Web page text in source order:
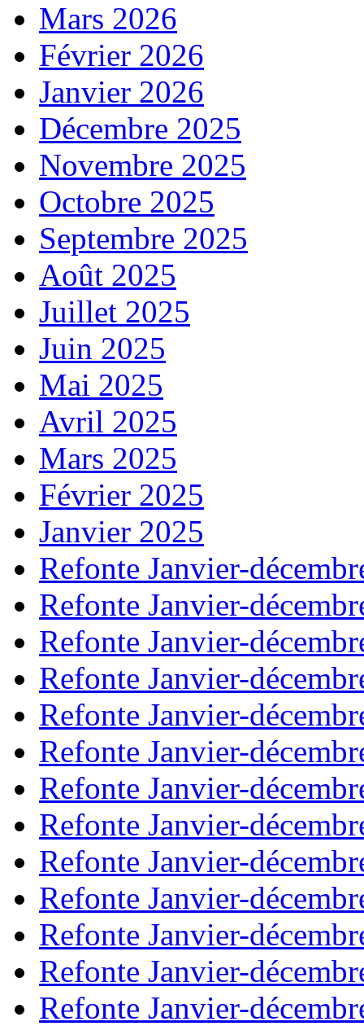
Mars 2026
Février 2026
Janvier 2026
Décembre 2025
Novembre 2025
Octobre 2025
Septembre 2025
Août 2025
Juillet 2025
Juin 2025
Mai 2025
Avril 2025
Mars 2025
Février 2025
Janvier 2025
Refonte Janvier-
Refonte Janvier-
Refonte Janvier-
Refonte Janvier-
Refonte Janvier-
Refonte Janvier-
Refonte Janvier-
Refonte Janvier-
Refonte Janvier-
Refonte Janvier-
Refonte Janvier-
Refonte Janvier-
Refonte Janvier-